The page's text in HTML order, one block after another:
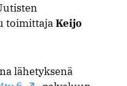
toimittajaKeijo
lähetyksenä